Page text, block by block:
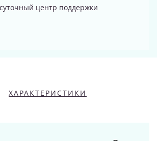
центр поддержки
ХАРАКТЕРИСТИКИ